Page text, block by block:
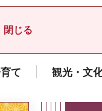
閉じる
て 観光・文